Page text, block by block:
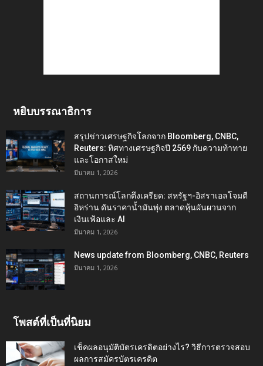
หยิบบรรณาธิการ
สรุปข่าวเศรษฐกิจโลกจาก Bloomberg, CNBC,
Reuters: ทิศทางเศรษฐกิจปี 2569 กับความท้าทาย
และโอกาสใหม่
มีนาคม 1, 2026
สถานการณ์โลกตึงเครียด: สหรัฐฯ-อิสราเอลโจมตี
อิหร่าน ดันราคาน้ำมันพุ่ง ตลาดหุ้นผันผวนจาก
เงินเฟ้อและ AI
มีนาคม 1, 2026
News update from Bloomberg, CNBC, Reuters
มีนาคม 1, 2026
โพสต์ที่เป็นที่นิยม
เช็คผลอนุมัติบัตรเครดิตอย่างไร? วิธีการตรวจสอบ
ผลการสมัครบัตรเครดิต